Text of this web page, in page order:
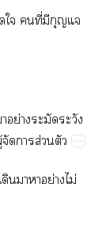
​​​
ย่​​​​
ส่​
ย่​ไม่​